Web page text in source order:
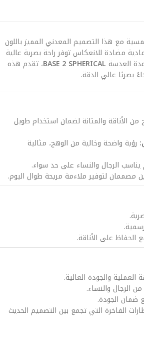
مع هذا التصميم المعدني المميز باللون
مضادة للانعكاس توفر راحة بصرية عالية
العدسة BASE 2 SPHERICAL، تقدم هذه
بصريًا عالي الدقة.
من الأناقة والمتانة لضمان استخدام طويل
رؤية واضحة وخالية من الوهج، مثالية
الرجال والنساء على حد سواء.
مصممان لتوفير ملاءمة مريحة طوال اليوم.
على الأناقة.
والجودة العالية.
الرجال والنساء.
ضمان الجودة.
الفاخرة التي تجمع بين التصميم الحديث